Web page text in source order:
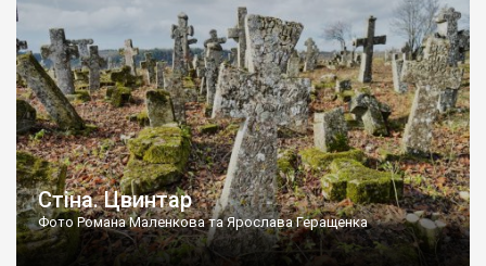
Стіна. Цвинтар
Фото Романа Маленкова та Ярослава Геращенка